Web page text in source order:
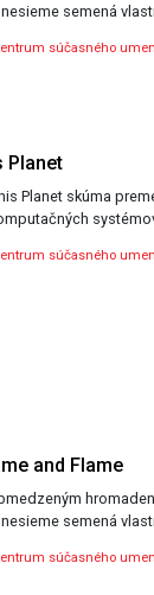
semená
súčasného
Planet
Planet skúma
súčasného
and Flame
semená
súčasného